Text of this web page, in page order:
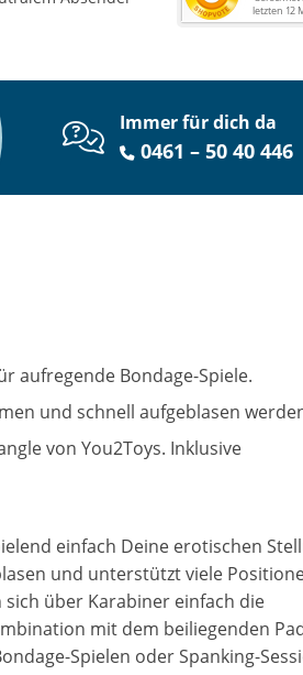
Immer für dich da
0461 – 50 40 446
aufregende Bondage-Spiele.
und schnell aufgeblasen
von You2Toys. Inklusive
einfach Deine erotischen
und unterstützt viele
sich über Karabiner einfach die
mit dem beiliegenden
Spielen oder Spanking-